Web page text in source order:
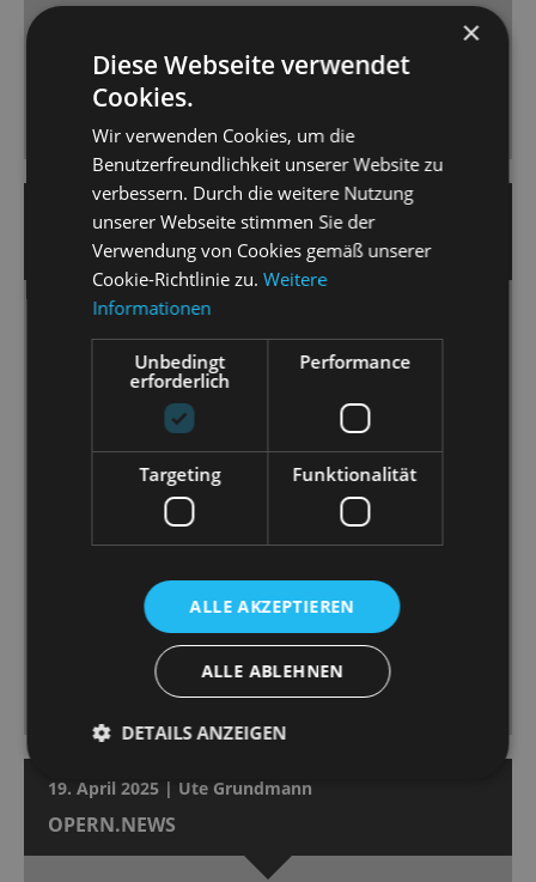
Schneider), Bryan Rothfuss (Herr Schultz), Gero
Wendorff (Ernst Ludwig), Kaya Löwe (Fräulein Kost),
Adrian Djokic (Clifford) und - vorneweg - Aswintha
Vermeulen als Sally mit hingebungsvoller, erdiger
Nachtclub-Röhre. Bravo!
19. April 2025 | Nicole Czerwinka
DRESDNER NEUESTE NACHRICHTEN
Matthias Reichwald zeigt „Cabaret“ an der
Staatsoperette als zeitloses Gesellschaftsstück.
[...] Das Orchester der Staatsoperette Dresden [...]
wird unter der Leitung von Peter Christian Feigel zum
wahren Star des Abends. [...] Vermeulen vermag es,
ihre Sally mit Temperament und Verletzlichkeit
Premiere [...] Marcus Günzel, hat als Conférencier die
volle Aufmerksamkeit bei sich. Er ist Showman,
Paradiesvogel, mitreißender Unterhalter, einer, dem
man die Rampensau vom ersten bis zum letzten
Moment abnimmt. [...]
19. April 2025 | Ute Grundmann
OPERN.NEWS
×
Diese Webseite verwendet
Cookies.
Wir verwenden Cookies, um die
Benutzerfreundlichkeit unserer Website zu
verbessern. Durch die weitere Nutzung
unserer Webseite stimmen Sie der
Verwendung von Cookies gemäß unserer
Cookie-Richtlinie zu.Weitere
Informationen
Unbedingt
erforderlich
Performance
Targeting Funktionalität
ALLE AKZEPTIEREN
ALLE ABLEHNEN
DETAILS ANZEIGEN